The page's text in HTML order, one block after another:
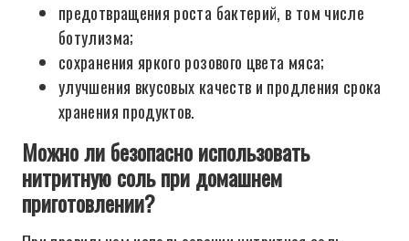
предотвращения роста бактерий, в том числе
ботулизма;
сохранения яркого розового цвета мяса;
улучшения вкусовых качеств и продления срока
хранения продуктов.
Можно ли безопасно использовать
нитритную соль при домашнем
приготовлении?